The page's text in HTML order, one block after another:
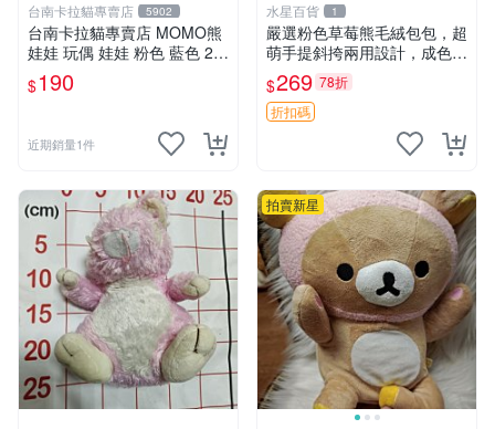
台南卡拉貓專賣店 5902
台南卡拉貓專賣店 MOMO熊
娃娃 玩偶 娃娃 粉色 藍色 2色
分售
$190
近期銷量1件
水星百貨 1
嚴選粉色草莓熊毛絨包包，超
萌手提斜挎兩用設計，成色上
佳容量大 粉紅草莓 毛絨包 超
大容量
$269 78折
折扣碼
拍賣新星